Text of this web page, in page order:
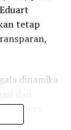
tetap
dinamika
pers